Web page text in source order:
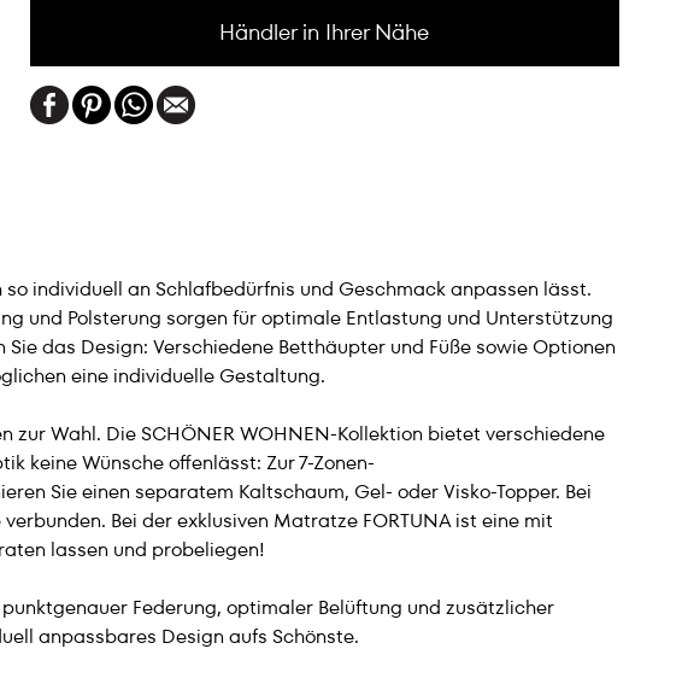
Händler in Ihrer Nähe
individuell an Schlafbedürfnis und Geschmack anpassen lässt.
und Polsterung sorgen für optimale Entlastung und Unterstützung
das Design: Verschiedene Betthäupter und Füße sowie Optionen
eine individuelle Gestaltung.
Wahl. Die SCHÖNER WOHNEN-Kollektion bietet verschiedene
keine Wünsche offenlässt: Zur 7-Zonen-
Sie einen separatem Kaltschaum, Gel- oder Visko-Topper. Bei
Bei der exklusiven Matratze FORTUNA ist eine mit
lassen und probeliegen!
Federung, optimaler Belüftung und zusätzlicher
anpassbares Design aufs Schönste.